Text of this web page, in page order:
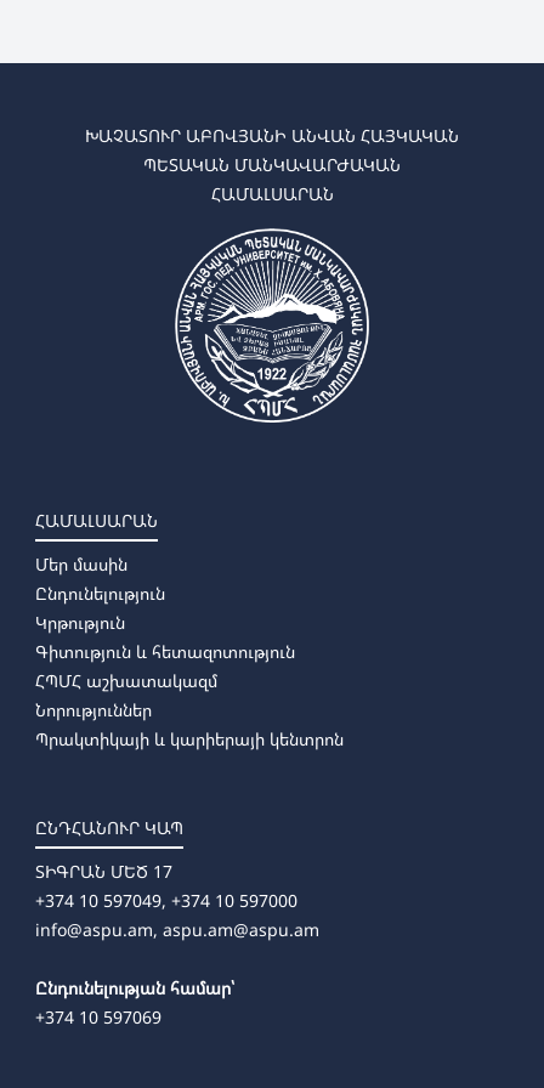
ԽԱՉԱՏՈՒՐ ԱԲՈՎՅԱՆԻ ԱՆՎԱՆ ՀԱՅԿԱԿԱՆ
ՊԵՏԱԿԱՆ ՄԱՆԿԱՎԱՐԺԱԿԱՆ
ՀԱՄԱԼՍԱՐԱՆ
ՀԱՄԱԼՍԱՐԱՆ
Մեր մասին
Ընդունելություն
Կրթություն
Գիտություն և հետազոտություն
ՀՊՄՀ աշխատակազմ
Նորություններ
Պրակտիկայի և կարիերայի կենտրոն
ԸՆԴՀԱՆՈՒՐ ԿԱՊ
ՏԻԳՐԱՆ ՄԵԾ 17
+374 10 597049, +374 10 597000
info@aspu.am, aspu.am@aspu.am
Ընդունելության համար՝
+374 10 597069